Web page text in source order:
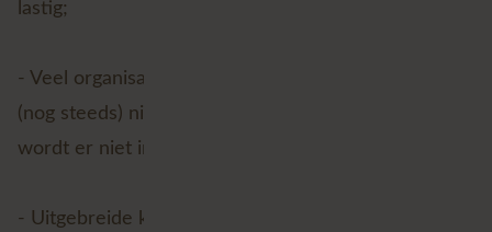
lastig;
- Veel organisaties beschouwen hun GIS-processen
(nog steeds) niet als bedrijfskritisch en daarom
wordt er niet in geïnvesteerd;
- Uitgebreide kennis over ArcGIS Enterprise en